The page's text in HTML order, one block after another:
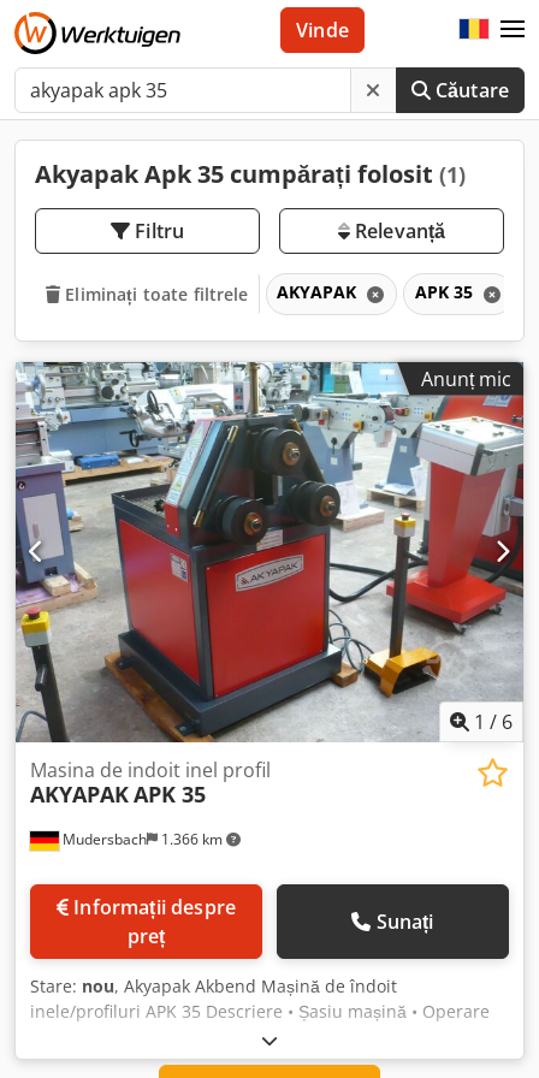
Căutare
Vinde
Akyapak Apk 35 cumpărați folosit (1)
Filtru Relevanță
Eliminați toate filtrele AKYAPAK APK 35
Anunț mic
1 / 6
Mudersbach 1.366 km
Masina de indoit inel profil
AKYAPAKAPK 35
preț
Sunați
Stare: nou, Akyapak Akbend Mașină de îndoit
inele/profiluri APK 35 Descriere • Șasiu mașină • Operare
orizontală și verticală • Pedală de picior • Role standard
(segmentate) • 2 role acționate • Marcaj CE / Declarație de